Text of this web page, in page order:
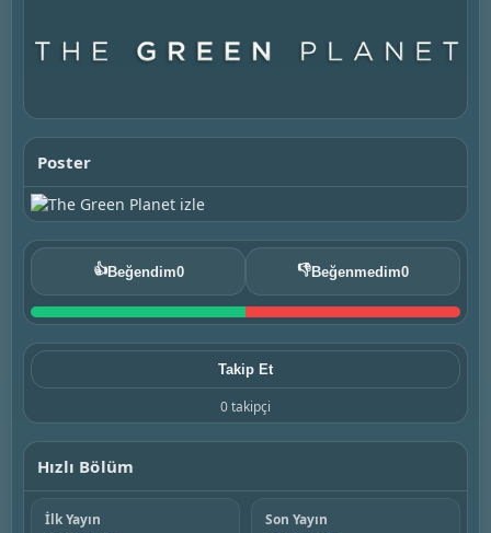
Poster
👍Beğendim0 👎Beğenmedim0
Takip Et
0 takipçi
Hızlı Bölüm
İlk Yayın Son Yayın